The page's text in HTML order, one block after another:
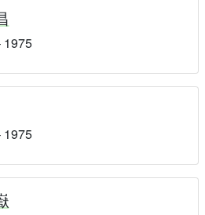
1975
1975